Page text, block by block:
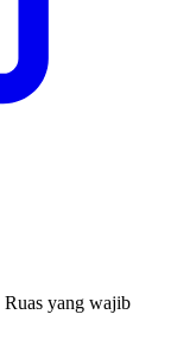
Ruas yang wajib